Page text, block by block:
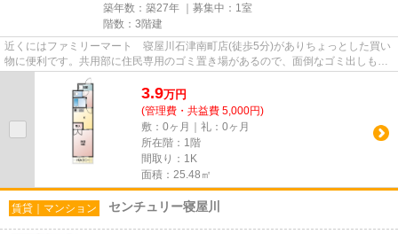
築年数：築27年 ｜募集中： 1室
階数：3階建
近くにはファミリーマート 寝屋川石津南町店(徒歩5分)がありちょっとした買い
物に便利です。共用部に住民専用のゴミ置き場があるので、面倒なゴミ出しも楽
になります。2駅利用可能な...
3.9万円
(管理費・共益費 5,000円)
敷：0ヶ月｜礼：0ヶ月
所在階：1階
間取り：1K
面積：25.48㎡
賃貸｜マンション センチュリー寝屋川